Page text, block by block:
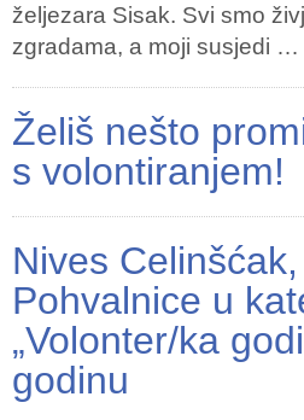
željezara Sisak. Svi smo
zgradama, a moji susjedi …
Želiš nešto
s volontiranjem!
Nives
Pohvalnice u
„Volonter/ka
godinu